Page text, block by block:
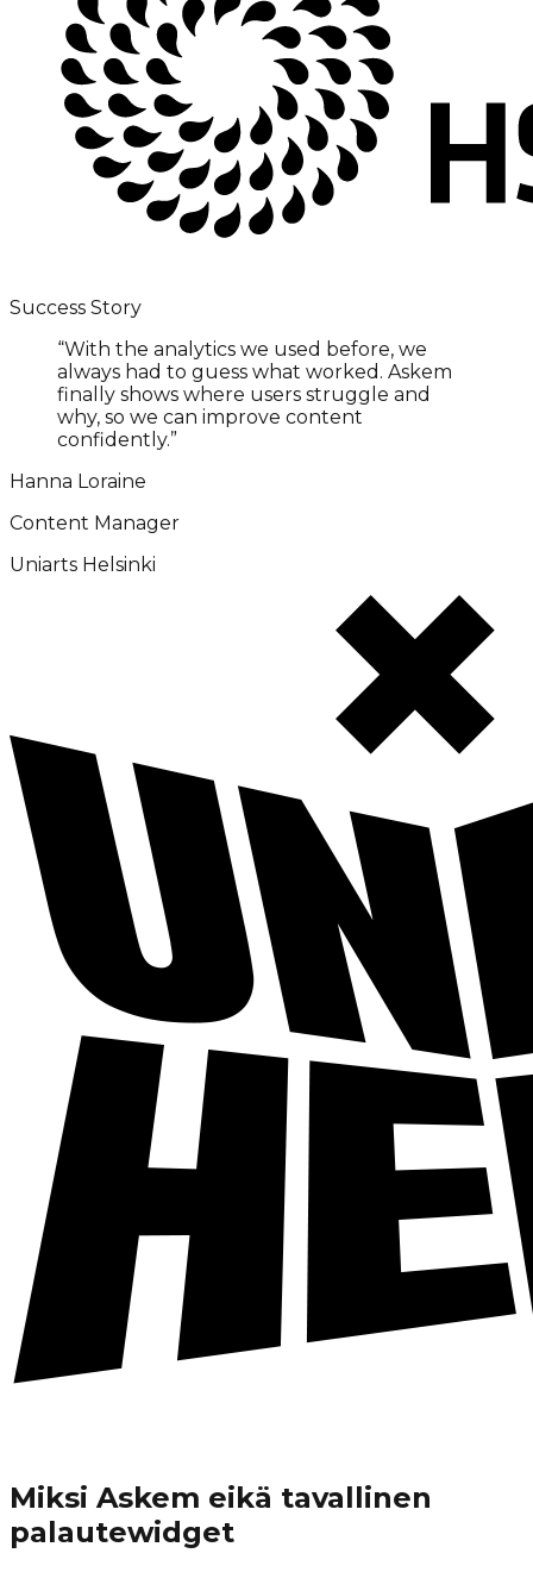
Success Story
“With the analytics we used before, we
always had to guess what worked. Askem
finally shows where users struggle and
why, so we can improve content
confidently.”
Hanna Loraine
Content Manager
Uniarts Helsinki
Miksi Askem eikä tavallinen
palautewidget